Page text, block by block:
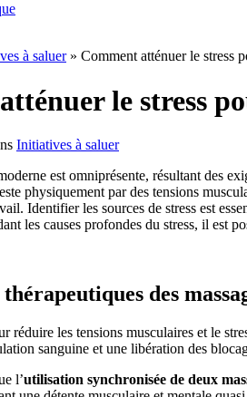
à saluer» Comment atténuer le stress
le stress
Initiatives à saluer
est omniprésente, résultant des
physiquement par des tensions
Identifier les sources de stress est
les causes profondes du stress, il est
des
réduire les tensions musculaires et le
sanguine et une libération des
l’utilisation synchronisée de deux